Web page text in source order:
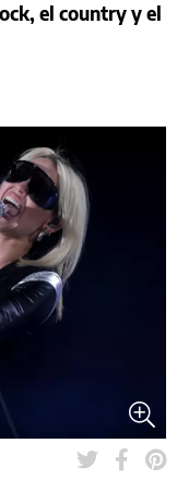
el country y el